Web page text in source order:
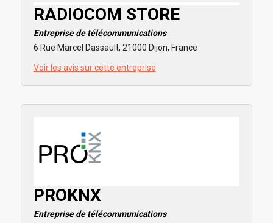
RADIOCOM STORE
Entreprise de télécommunications
6 Rue Marcel Dassault, 21000 Dijon, France
Voir les avis sur cette entreprise
PROKNX
Entreprise de télécommunications